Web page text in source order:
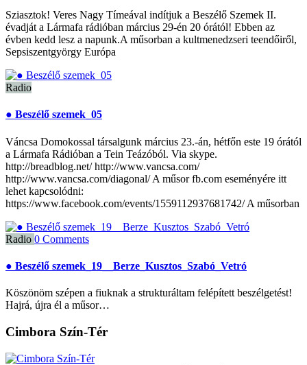
Sziasztok! Veres Nagy Tímeával indítjuk a Beszélő Szemek II.
évadját a Lármafa rádióban március 29-én 20 órától! Ebben az
évben kedd lesz a napunk.A műsorban a kultmenedzseri teendőiről,
Sepsiszentgyörgy Európa
Radio
● Beszélő szemek_05
Váncsa Domokossal társalgunk március 23.-án, hétfőn este 19 órától
a Lármafa Rádióban a Tein Teázóból. Via skype.
http://breadblog.net/ http://www.vancsa.com/
http://www.vancsa.com/diagonal/ A műsor fb.com eseményére itt
lehet kapcsolódni:
https://www.facebook.com/events/1559112937681742/ A műsorban
Radio 0 Comments
● Beszélő szemek_19__Berze_Kusztos_Szabó_Vetró
Köszönöm szépen a fiuknak a strukturáltam felépített beszélgetést!
Hajrá, újra él a műsor…
Cimbora Szín-Tér